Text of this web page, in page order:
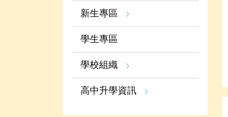
新生專區
學生專區
學校組織
高中升學資訊